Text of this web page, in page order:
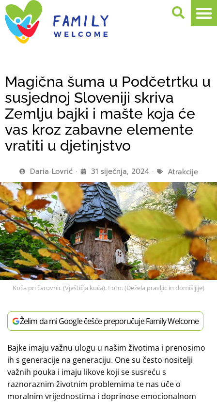
Magična šuma u Podčetrtku u
susjednoj Sloveniji skriva
Zemlju bajki i mašte koja će
vas kroz zabavne elemente
vratiti u djetinjstvo
Daria Lovrić 31 siječnja, 2024 Atrakcije
Koča pri čarovnic (Vještičja kuća). Foto: (Dežela pravljic in domišljije)
Želim da mi Google češće preporučuje Family Welcome
Bajke imaju važnu ulogu u našim životima i prenosimo
ih s generacije na generaciju. One su često nositelji
važnih pouka i imaju likove koji se susreću s
raznoraznim životnim problemima te nas uče o
moralnim vrijednostima i doprinose emocionalnom